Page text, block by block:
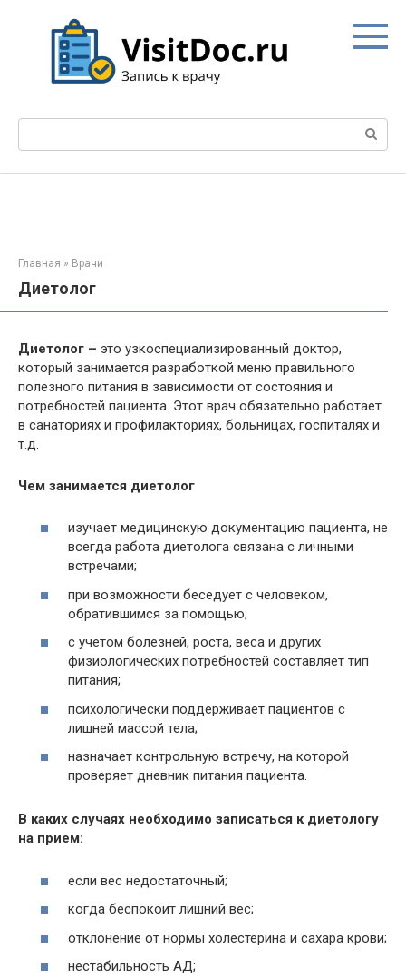
Поиск:
Главная » Врачи
Диетолог
Диетолог – это узкоспециализированный доктор,
который занимается разработкой меню правильного
полезного питания в зависимости от состояния и
потребностей пациента. Этот врач обязательно работает
в санаториях и профилакториях, больницах, госпиталях и
т.д.
Чем занимается диетолог
изучает медицинскую документацию пациента, не
всегда работа диетолога связана с личными
встречами;
при возможности беседует с человеком,
обратившимся за помощью;
с учетом болезней, роста, веса и других
физиологических потребностей составляет тип
питания;
психологически поддерживает пациентов с
лишней массой тела;
назначает контрольную встречу, на которой
проверяет дневник питания пациента.
В каких случаях необходимо записаться к диетологу
на прием:
если вес недостаточный;
когда беспокоит лишний вес;
отклонение от нормы холестерина и сахара крови;
нестабильность АД;